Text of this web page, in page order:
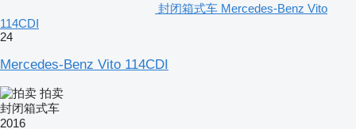
封闭箱式车 Mercedes-Benz Vito
114CDI
24
Mercedes-Benz Vito 114CDI
拍卖
封闭箱式车
2016